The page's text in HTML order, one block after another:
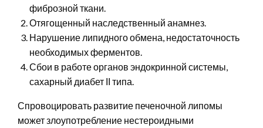
фиброзной ткани.
Отягощенный наследственный анамнез.
Нарушение липидного обмена, недостаточность
необходимых ферментов.
Сбои в работе органов эндокринной системы,
сахарный диабет ІІ типа.
Спровоцировать развитие печеночной липомы
может злоупотребление нестероидными